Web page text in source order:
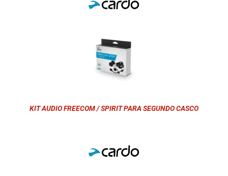
KIT AUDIO FREECOM / SPIRIT PARA SEGUNDO CASCO